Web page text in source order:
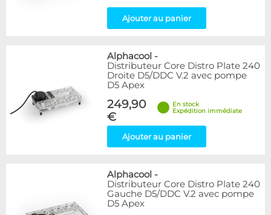
Ajouter au panier
Alphacool -
Distributeur Core Distro Plate 240
Droite D5/DDC V.2 avec pompe
D5 Apex
249,90
€
En stock
Expédition immédiate
Ajouter au panier
Alphacool -
Distributeur Core Distro Plate 240
Gauche D5/DDC V.2 avec pompe
D5 Apex